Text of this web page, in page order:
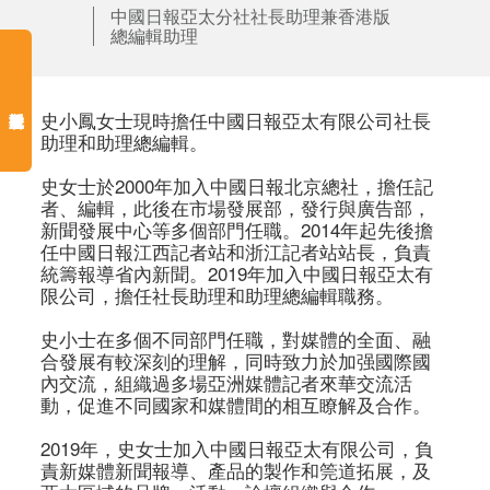
中國日報亞太分社社長助理兼香港版
總編輯助理
史小鳳女士現時擔任中國日報亞太有限公司社長
助理和助理總編輯。
史女士於2000年加入中國日報北京總社，擔任記
者、編輯，此後在市場發展部，發行與廣告部，
新聞發展中心等多個部門任職。2014年起先後擔
任中國日報江西記者站和浙江記者站站長，負責
統籌報導省內新聞。2019年加入中國日報亞太有
限公司，擔任社長助理和助理總編輯職務。
史小士在多個不同部門任職，對媒體的全面、融
合發展有較深刻的理解，同時致力於加强國際國
內交流，組織過多場亞洲媒體記者來華交流活
動，促進不同國家和媒體間的相互瞭解及合作。
2019年，史女士加入中國日報亞太有限公司，負
責新媒體新聞報導、產品的製作和筦道拓展，及